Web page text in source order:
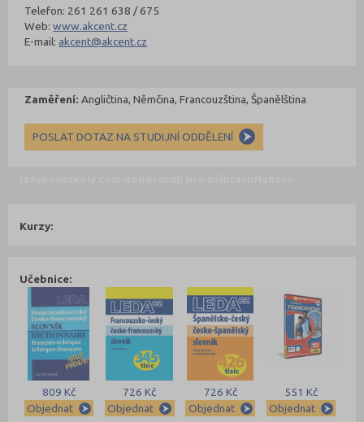
Telefon: 261 261 638 / 675
Web:www.akcent.cz
E-mail: akcent@akcent.cz
Zaměření: Angličtina, Němčina, Francouzština, Španělština
POSLAT DOTAZ NA STUDIJNÍ ODDĚLENÍ
Kurzy:
Učebnice:
809 Kč
Objednat
726 Kč
Objednat
726 Kč
Objednat
551 Kč
Objednat